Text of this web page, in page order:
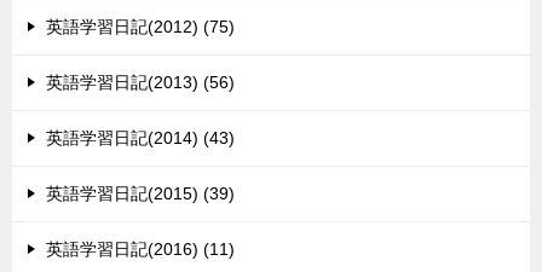
英語学習日記(2012) (75)
英語学習日記(2013) (56)
英語学習日記(2014) (43)
英語学習日記(2015) (39)
英語学習日記(2016) (11)